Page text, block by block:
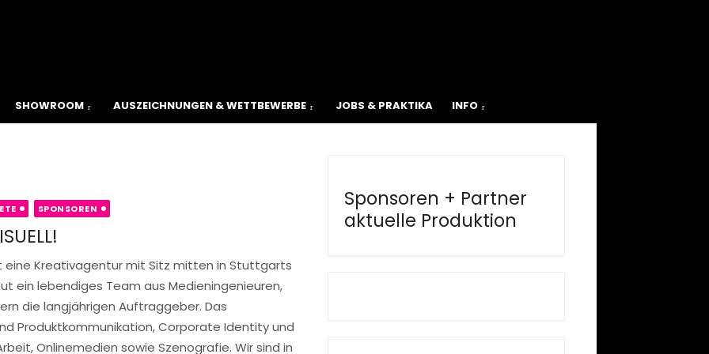
SHOWROOM AUSZEICHNUNGEN & WETTBEWERBE JOBS & PRAKTIKA INFO
SPONSOREN
eine Kreativagentur mit Sitz mitten in Stuttgarts
ein lebendiges Team aus Medieningenieuren,
die langjährigen Auftraggeber. Das
Produktkommunikation, Corporate Identity und
Onlinemedien sowie Szenografie. Wir sind in
Sponsoren + Partner
aktuelle Produktion